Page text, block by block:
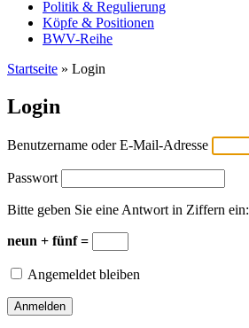
Politik & Regulierung
Köpfe & Positionen
BWV-Reihe
Startseite » Login
Login
Benutzername oder E-Mail-Adresse
Passwort
Bitte geben Sie eine Antwort in Ziffern ein:
neun + fünf =
Angemeldet bleiben